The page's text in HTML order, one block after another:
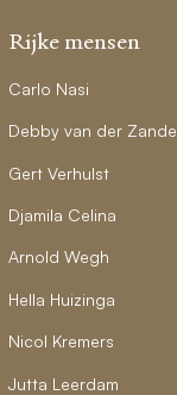
Rijke mensen
Carlo Nasi
Debby van der Zande
Gert Verhulst
Djamila Celina
Arnold Wegh
Hella Huizinga
Nicol Kremers
Jutta Leerdam